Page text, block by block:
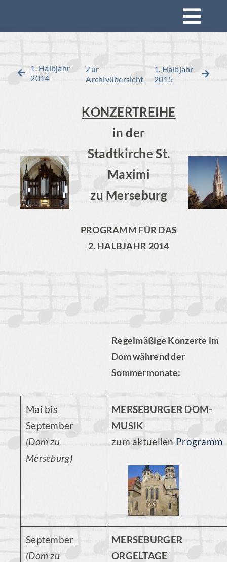
Konzerte
Mitsingen
Impressionen
Rückblick
1. Halbjahr
2014
Zur
Archivübersicht
1. Halbjahr
2015
KONZERTREIHE
in der
Stadtkirche St.
Maximi
zu Merseburg
PROGRAMM FÜR DAS
2. HALBJAHR 2014
Regelmäßige Konzerte im
Dom während der
Sommermonate:
Mai bis
September
(Dom zu
Merseburg)
MERSEBURGER DOM-
MUSIK
zum aktuellen Programm
September
(Dom zu
MERSEBURGER
ORGELTAGE